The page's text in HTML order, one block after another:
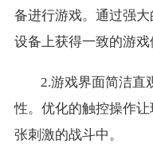
备进行游戏。通过强
设备上获得一致的游戏
2.游戏界面简洁直
性。优化的触控操作
张刺激的战斗中。